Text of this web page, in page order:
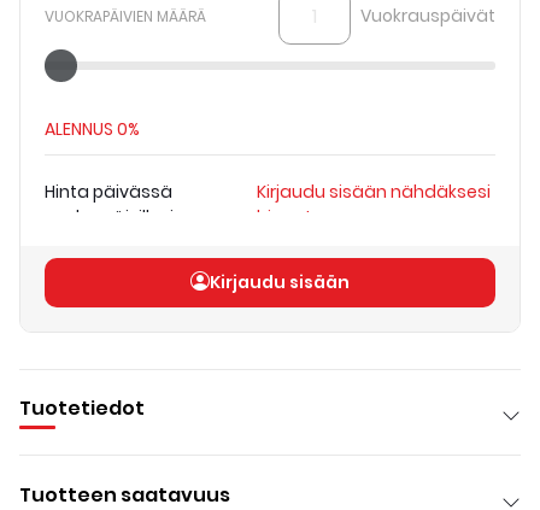
VUOKRAPÄIVIEN MÄÄRÄ Vuokrauspäivät
ALENNUS 0%
Hinta päivässä
vuokrapäivillesi
Kirjaudu sisään nähdäksesi
hinnat
alv 0
%)
Kirjaudu sisään nähdäksesi
hinnat
Kirjaudu sisään
Tuotetiedot
Tuotteen saatavuus